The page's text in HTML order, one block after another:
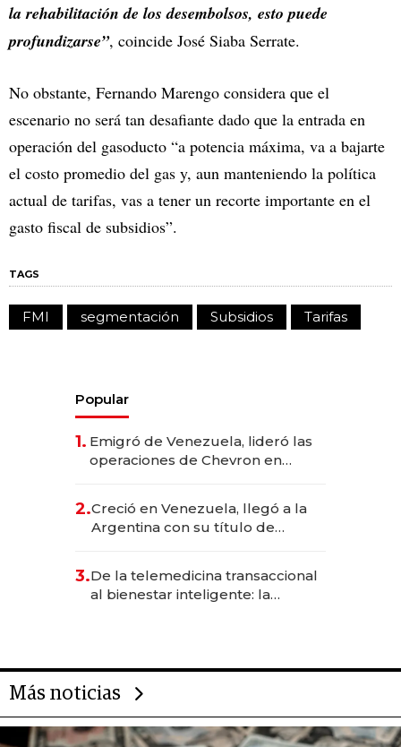
la rehabilitación de los desembolsos, esto puede
profundizarse”, coincide José Siaba Serrate.
No obstante, Fernando Marengo considera que el
escenario no será tan desafiante dado que la entrada en
operación del gasoducto “a potencia máxima, va a bajarte
el costo promedio del gas y, aun manteniendo la política
actual de tarifas, vas a tener un recorte importante en el
gasto fiscal de subsidios”.
TAGS
FMI segmentación Subsidios Tarifas
Popular
1. Emigró de Venezuela, lideró las
operaciones de Chevron en
2.Creció en Venezuela, llegó a la
Argentina con su título de
las marcas "fast premium"
3.De la telemedicina transaccional
al bienestar inteligente: la
Más noticias